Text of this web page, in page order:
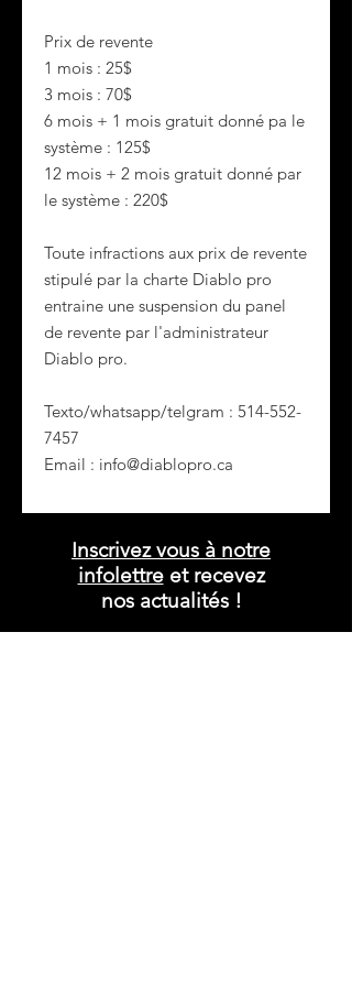
Prix de revente
1 mois : 25$
3 mois : 70$
6 mois + 1 mois gratuit donné pa le
système : 125$
12 mois + 2 mois gratuit donné par
le système : 220$
Toute infractions aux prix de revente
stipulé par la charte Diablo pro
entraine une suspension du panel
de revente par l'administrateur
Diablo pro.
Texto/whatsapp/telgram : 514-552-
7457
Email : info@diablopro.ca
Inscrivez vous à notre
infolettre et recevez
nos actualités !